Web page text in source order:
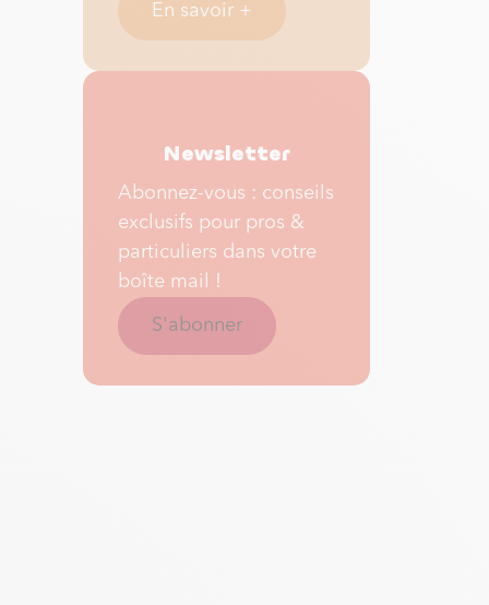
En savoir +
Newsletter
Abonnez-vous : conseils
exclusifs pour pros &
particuliers dans votre
boîte mail !
S'abonner